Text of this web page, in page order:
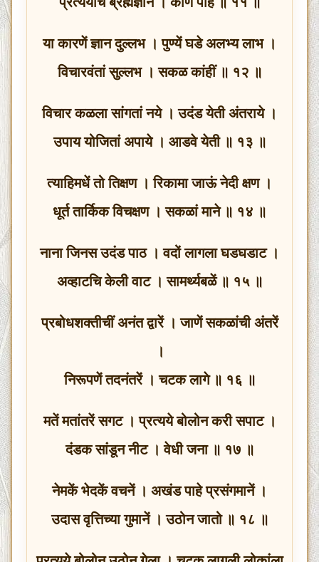
या कारणें ज्ञान दुल्लभ । पुण्यें घडे अलभ्य लाभ ।
विचारवंतां सुल्लभ । सकळ कांहीं ॥ १२ ॥
विचार कळला सांगतां नये । उदंड येती अंतराये ।
उपाय योजितां अपाये । आडवे येती ॥ १३ ॥
त्याहिमधें तो तिक्षण । रिकामा जाऊं नेदी क्षण ।
धूर्त तार्किक विचक्षण । सकळां माने ॥ १४ ॥
नाना जिनस उदंड पाठ । वदों लागला घडघडाट ।
अव्हाटचि केली वाट । सामर्थ्यबळें ॥ १५ ॥
प्रबोधशक्तीचीं अनंत द्वारें । जाणें सकळांची अंतरें
।
निरूपणें तदनंतरें । चटक लागे ॥ १६ ॥
मतें मतांतरें सगट । प्रत्यये बोलोन करी सपाट ।
दंडक सांडून नीट । वेधी जना ॥ १७ ॥
नेमकें भेदकें वचनें । अखंड पाहे प्रसंगमानें ।
उदास वृत्तिच्या गुमानें । उठोन जातो ॥ १८ ॥